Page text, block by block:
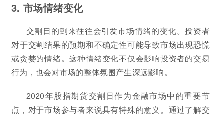
3. 市场情绪变化
交割日的到来往往会引发市场情绪的变化。投资者
对于交割结果的预期和不确定性可能导致市场出现恐慌
或贪婪的情绪。这种情绪变化不仅会影响投资者的交易
行为，也会对市场的整体氛围产生深远影响。
2020年股指期货交割日作为金融市场中的重要节
点，对于市场参与者来说具有特殊的意义。通过了解交